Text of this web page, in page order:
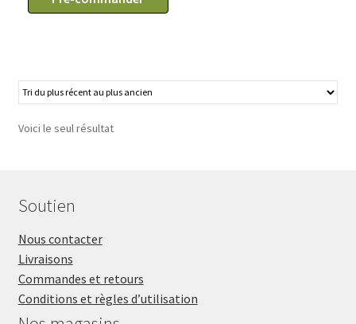
50
Noël
pour
Voici le seul résultat
Soutien
Nous contacter
Livraisons
Commandes et retours
Conditions et règles d’utilisation